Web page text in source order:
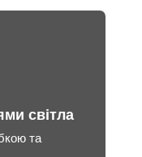
світла
та